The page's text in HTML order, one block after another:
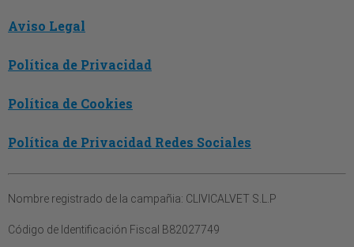
Aviso Legal
Política de Privacidad
Política de Cookies
Política de Privacidad Redes Sociales
Nombre registrado de la campañia: CLIVICALVET S.L.P
Código de Identificación Fiscal B82027749